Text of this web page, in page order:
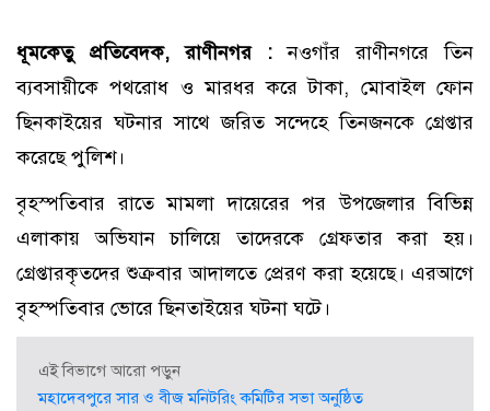
ধূমকেতু প্রতিবেদক, রাণীনগর :নওগাঁর রাণীনগরে তিন
ব্যবসায়ীকে পথরোধ ও মারধর করে টাকা, মোবাইল ফোন
ছিনকাইয়ের ঘটনার সাথে জরিত সন্দেহে তিনজনকে গ্রেপ্তার
করেছে পুলিশ।
বৃহস্পতিবার রাতে মামলা দায়েরের পর উপজেলার বিভিন্ন
এলাকায় অভিযান চালিয়ে তাদেরকে গ্রেফতার করা হয়।
গ্রেপ্তারকৃতদের শুক্রবার আদালতে প্রেরণ করা হয়েছে। এরআগে
বৃহস্পতিবার ভোরে ছিনতাইয়ের ঘটনা ঘটে।
এই বিভাগে আরো পড়ুন
মহাদেবপুরে সার ও বীজ মনিটরিং কমিটির সভা অনুষ্ঠিত